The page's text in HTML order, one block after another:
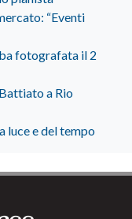
“Eventi
fotografata il 2
a Rio
luce e del tempo